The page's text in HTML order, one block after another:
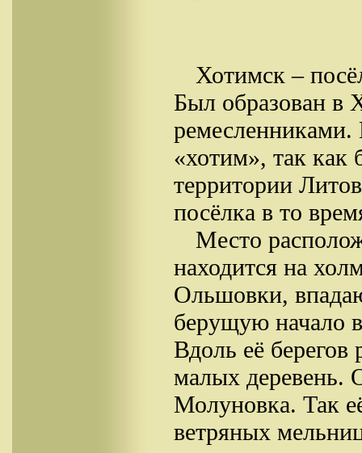
Хотимск –
Был образован в
ремесленниками.
«хотим», так как
территории
посёлка в то
Место
находится на
Ольшовки,
берущую начало
Вдоль её
малых деревень.
Молуновка. Так
ветряных